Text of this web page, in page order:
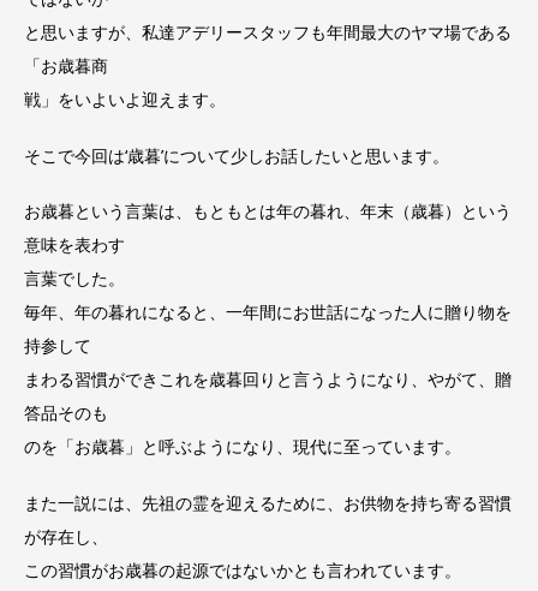
と思いますが、私達アデリースタッフも年間最大のヤマ場である
「お歳暮商
戦」をいよいよ迎えます。
そこで今回は‘歳暮’について少しお話したいと思います。
お歳暮という言葉は、もともとは年の暮れ、年末（歳暮）という
意味を表わす
言葉でした。
毎年、年の暮れになると、一年間にお世話になった人に贈り物を
持参して
まわる習慣ができこれを歳暮回りと言うようになり、やがて、贈
答品そのも
のを「お歳暮」と呼ぶようになり、現代に至っています。
また一説には、先祖の霊を迎えるために、お供物を持ち寄る習慣
が存在し、
この習慣がお歳暮の起源ではないかとも言われています。